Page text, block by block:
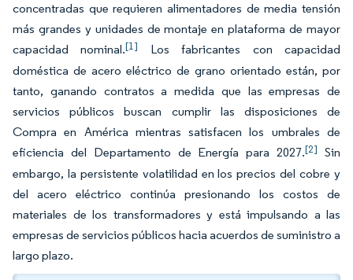
concentradas que requieren alimentadores de media tensión
más grandes y unidades de montaje en plataforma de mayor
capacidad nominal.[1]
Los fabricantes con capacidad
doméstica de acero eléctrico de grano orientado están, por
tanto, ganando contratos a medida que las empresas de
servicios públicos buscan cumplir las disposiciones de
Compra en América mientras satisfacen los umbrales de
eficiencia del Departamento de Energía para 2027.[2] Sin
embargo, la persistente volatilidad en los precios del cobre y
del acero eléctrico continúa presionando los costos de
materiales de los transformadores y está impulsando a las
empresas de servicios públicos hacia acuerdos de suministro a
largo plazo.